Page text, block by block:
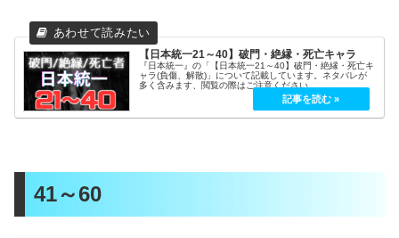
【日本統一21～40】破門・絶縁・死亡キャラ
『日本統一』の「【日本統一21～40】破門・絶縁・死亡キ
ャラ(負傷、解散)」について記載しています。ネタバレが
多く含みます、閲覧の際はご注意ください。
41～60